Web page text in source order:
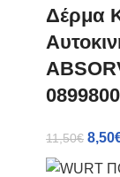
Δέρμα
11,50€ 8,50